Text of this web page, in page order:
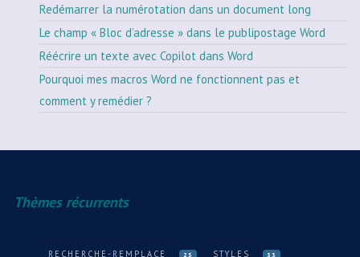
Redémarrer la numérotation dans un document long
Le champ « Bloc d’adresse » dans le publipostage Word
Réécrire un texte avec Copilot dans Word
Pourquoi mes macros Word ne fonctionnent pas et
comment y remédier ?
Thèmes récurrents
RECHERCHE-REMPLACE 25 STYLES 33